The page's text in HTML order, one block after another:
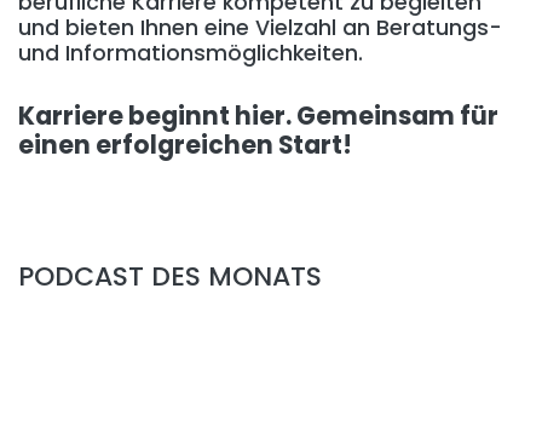
und bieten Ihnen eine Vielzahl an Beratungs-
und Informationsmöglichkeiten.
Karriere beginnt hier. Gemeinsam für
einen erfolgreichen Start!
PODCAST DES MONATS